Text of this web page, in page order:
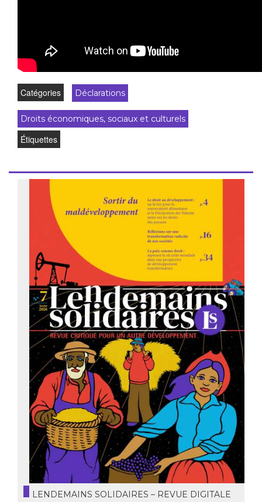
Catégories Déclarations
Droits économiques, sociaux et culturels
Étiquettes
LENDEMAINS SOLIDAIRES – REVUE DIGITALE